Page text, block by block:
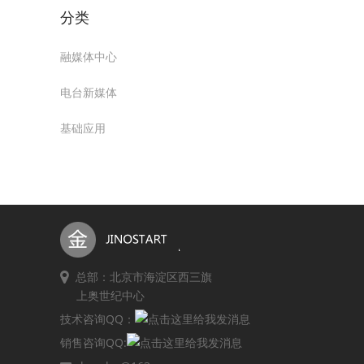
分类
融媒体中心
电台新媒体
基础应用
总部：北京市海淀区西三旗
上奥世纪中心
技术咨询QQ：
销售咨询QQ: